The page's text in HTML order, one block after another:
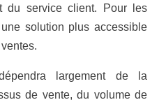
du service client. Pour les
solution plus accessible
largement de la
de vente, du volume de